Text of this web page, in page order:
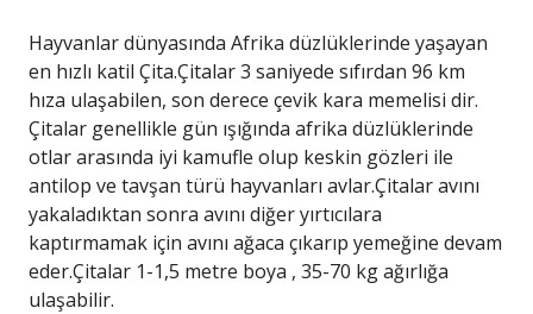
Hayvanlar dünyasında Afrika düzlüklerinde yaşayan
en hızlı katil Çita.Çitalar 3 saniyede sıfırdan 96 km
hıza ulaşabilen, son derece çevik kara memelisi dir.
Çitalar genellikle gün ışığında afrika düzlüklerinde
otlar arasında iyi kamufle olup keskin gözleri ile
antilop ve tavşan türü hayvanları avlar.Çitalar avını
yakaladıktan sonra avını diğer yırtıcılara
kaptırmamak için avını ağaca çıkarıp yemeğine devam
eder.Çitalar 1-1,5 metre boya , 35-70 kg ağırlığa
ulaşabilir.